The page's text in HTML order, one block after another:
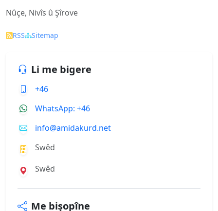
Nûçe, Nivîs û Şîrove
RSS Sitemap
Li me bigere
+46
WhatsApp: +46
info@amidakurd.net
Swêd
Swêd
Me bişopîne